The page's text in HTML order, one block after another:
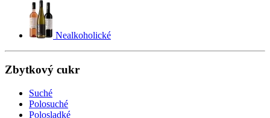
Nealkoholické
Zbytkový cukr
Suché
Polosuché
Polosladké